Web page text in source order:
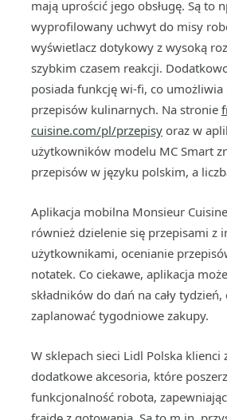
mają uprościć jego obsługę. Są to
wyprofilowany uchwyt do misy
wyświetlacz dotykowy z wysoką
szybkim czasem reakcji.
posiada funkcję wi-fi, co umożliwia
przepisów kulinarnych. Na stronie
cuisine.com/pl/przepisy oraz w
użytkowników modelu MC Smart
przepisów w języku polskim, a
Aplikacja mobilna Monsieur
również dzielenie się przepisami z
użytkownikami, ocenianie
notatek. Co ciekawe, aplikacja
składników do dań na cały
zaplanować tygodniowe zakupy.
W sklepach sieci Lidl Polska klienci
dodatkowe akcesoria, które
funkcjonalność robota,